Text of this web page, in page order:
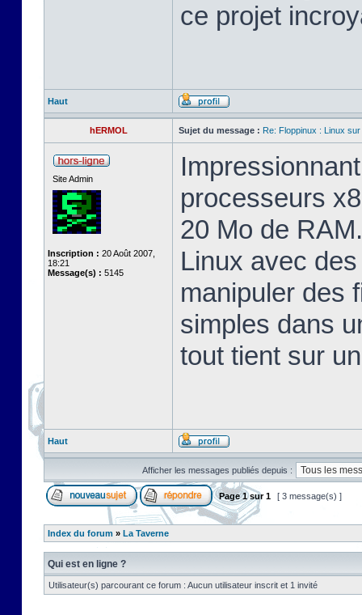
ce projet
Haut
hERMOL Sujet du message : Re: Floppinux : Linux
Site Admin
Inscription : 20 Août 2007,
18:21
Message(s) : 5145
processeurs
20 Mo de
Linux avec
manipuler des
simples dans
tout tient sur
Haut
Afficher les messages publiés depuis :
Page1sur1 [ 3 message(s) ]
Index du forum » La Taverne
Qui est en ligne ?
Utilisateur(s) parcourant ce forum : Aucun utilisateur inscrit et 1 invité